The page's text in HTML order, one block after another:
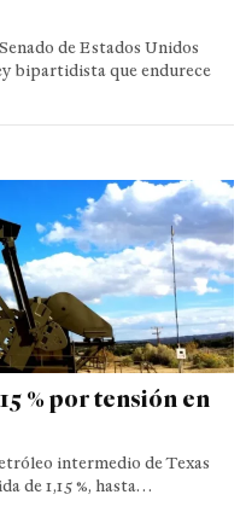
de Estados Unidos
bipartidista que endurece
% por tensión en
intermedio de Texas
de 1,15 %, hasta…